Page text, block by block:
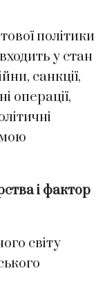
політики
у стан
санкції,
операції,
і фактор
світу